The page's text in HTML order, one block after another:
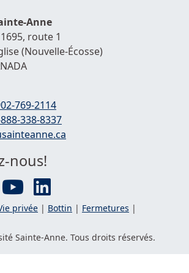
Anne
route 1
(Nouvelle-Écosse)
769-2114
888-338-8337
nous!
privée | Bottin | Fermetures |
Sainte-Anne. Tous droits réservés.